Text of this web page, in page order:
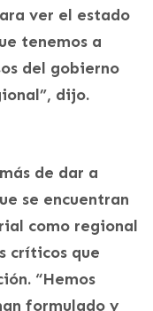
ver el estado
tenemos a
del gobierno
dijo.
de dar a
se encuentran
como regional
críticos que
“Hemos
formulado y